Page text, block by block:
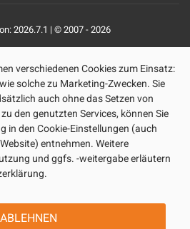
2026.7.1 | © 2007 - 2026
verschiedenen Cookies zum Einsatz:
solche zu Marketing-Zwecken. Sie
auch ohne das Setzen von
den genutzten Services, können Sie
in den Cookie-Einstellungen (auch
entnehmen. Weitere
und ggfs. -weitergabe erläutern
ABLEHNEN